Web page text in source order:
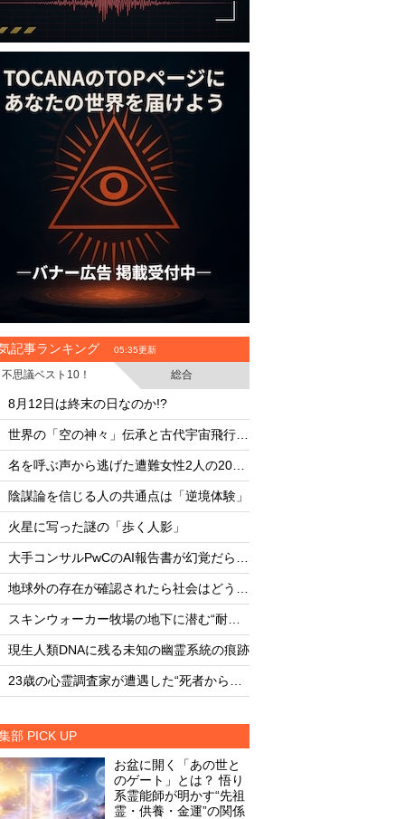
記事ランキング 05:35更新
不思議ベスト10！
総合
・
8月12日は終末の日なのか!?
・
・
・
陰謀論を信じる人の共通点は「逆境体験」
・
火星に写った謎の「歩く人影」
・
・
・
・
現生人類DNAに残る未知の幽霊系統の痕跡
・
部 PICK UP
お盆に開く「あの世と
のゲート」とは？ 悟り
系霊能師が明かす“先祖
霊・供養・金運”の関係